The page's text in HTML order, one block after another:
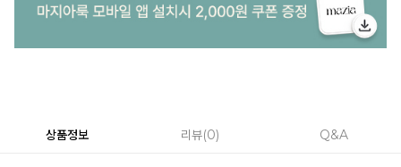
상품정보 리뷰 0 Q&A